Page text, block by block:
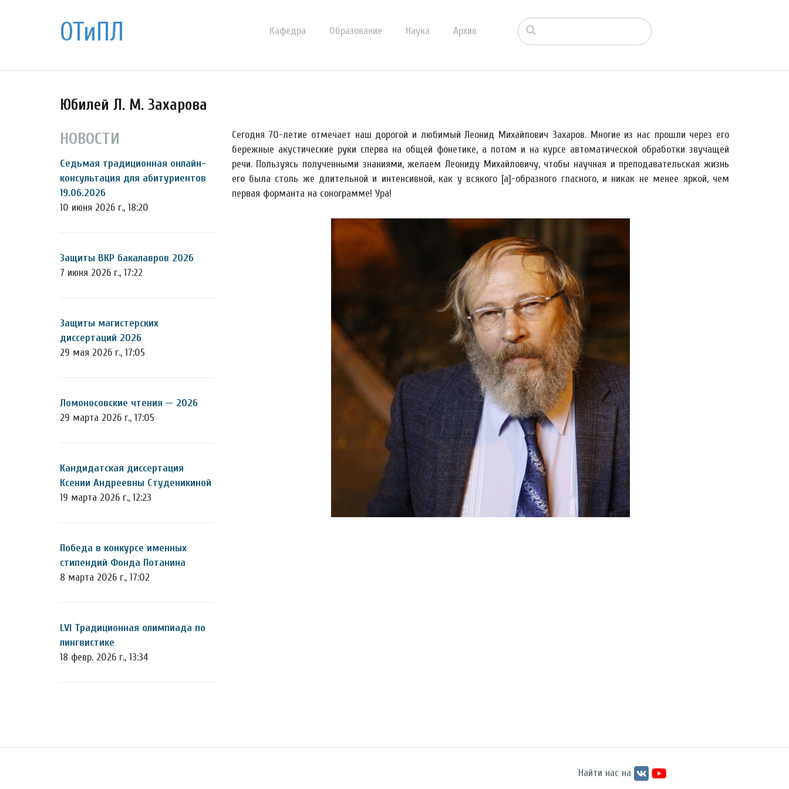
ОТиПЛ Кафедра Образование Наука Архив
Юбилей Л. М. Захарова
НОВОСТИ
Седьмая традиционная онлайн-
консультация для абитуриентов
19.06.2026
10 июня 2026 г., 18:20
Защиты ВКР бакалавров 2026
7 июня 2026 г., 17:22
Защиты магистерских
диссертаций 2026
29 мая 2026 г., 17:05
Ломоносовские чтения — 2026
29 марта 2026 г., 17:05
Кандидатская диссертация
Ксении Андреевны Студеникиной
19 марта 2026 г., 12:23
Победа в конкурсе именных
стипендий Фонда Потанина
8 марта 2026 г., 17:02
LVI Традиционная олимпиада по
лингвистике
18 февр. 2026 г., 13:34
Сегодня 70-летие отмечает наш дорогой и любимый Леонид Михайлович Захаров. Многие из нас прошли через его
бережные акустические руки сперва на общей фонетике, а потом и на курсе автоматической обработки звучащей
речи. Пользуясь полученными знаниями, желаем Леониду Михайловичу, чтобы научная и преподавательская жизнь
его была столь же длительной и интенсивной, как у всякого [а]-образного гласного, и никак не менее яркой, чем
первая форманта на сонограмме! Ура!
Найти нас на